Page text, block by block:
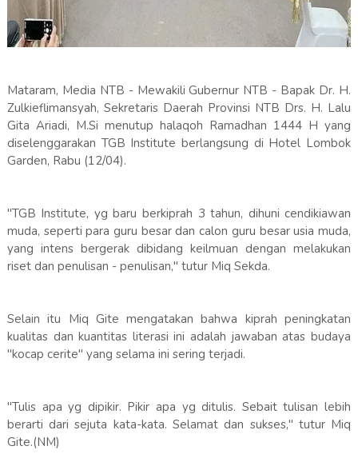
Mataram, Media NTB - Mewakili Gubernur NTB - Bapak Dr. H.
Zulkieflimansyah, Sekretaris Daerah Provinsi NTB Drs. H. Lalu
Gita Ariadi, M.Si menutup halaqoh Ramadhan 1444 H yang
diselenggarakan TGB Institute berlangsung di Hotel Lombok
Garden, Rabu (12/04).
"TGB Institute, yg baru berkiprah 3 tahun, dihuni cendikiawan
muda, seperti para guru besar dan calon guru besar usia muda,
yang intens bergerak dibidang keilmuan dengan melakukan
riset dan penulisan - penulisan," tutur Miq Sekda.
Selain itu Miq Gite mengatakan bahwa kiprah peningkatan
kualitas dan kuantitas literasi ini adalah jawaban atas budaya
"kocap cerite" yang selama ini sering terjadi.
"Tulis apa yg dipikir. Pikir apa yg ditulis. Sebait tulisan lebih
berarti dari sejuta kata-kata. Selamat dan sukses," tutur Miq
Gite.(NM)